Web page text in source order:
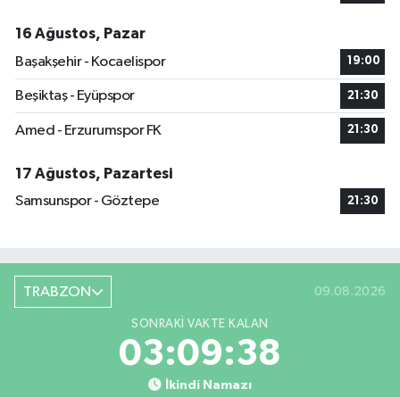
16 Ağustos, Pazar
Başakşehir - Kocaelispor
19:00
Beşiktaş - Eyüpspor 21:30
Amed - Erzurumspor FK 21:30
17 Ağustos, Pazartesi
Samsunspor - Göztepe
21:30
TRABZON 09.08.2026
SONRAKI VAKTE KALAN
03:09:38
İkindi Namazı